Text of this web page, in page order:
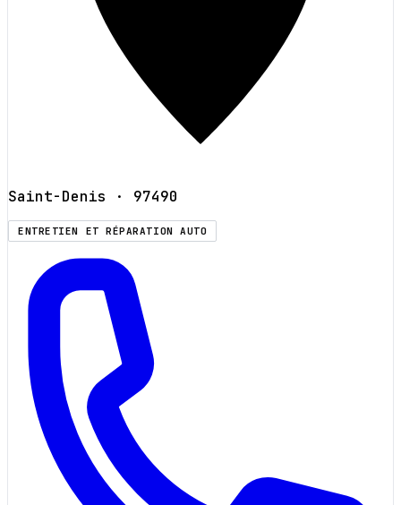
Saint-Denis · 97490
ENTRETIEN ET RÉPARATION AUTO